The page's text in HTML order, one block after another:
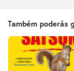
Também poderás